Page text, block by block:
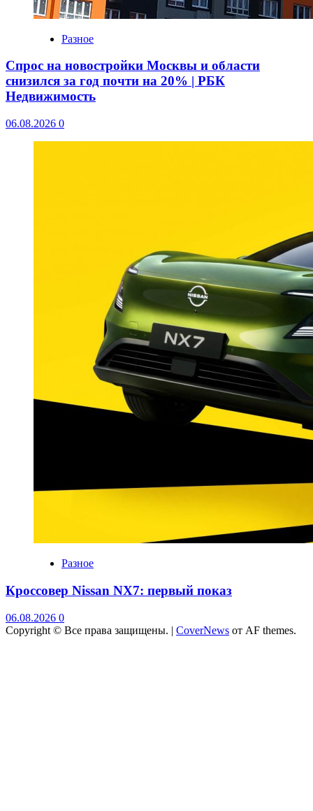
Разное
Спрос на новостройки Москвы и области
снизился за год почти на 20% | РБК
Недвижимость
06.08.2026 0
Разное
Кроссовер Nissan NX7: первый показ
06.08.2026 0
Copyright © Все права защищены. | CoverNews от AF themes.